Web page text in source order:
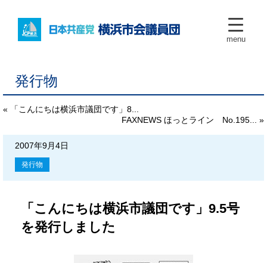
menu
発行物
« 「こんにちは横浜市議団です」8...
FAXNEWS ほっとライン No.195... »
2007年9月4日
発行物
「こんにちは横浜市議団です」9.5号
を発行しました